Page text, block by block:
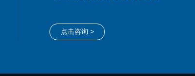
点击咨询 >